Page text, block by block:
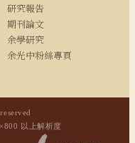
研究報告
期刊論文
余學研究
余光中粉絲專頁
以上解析度